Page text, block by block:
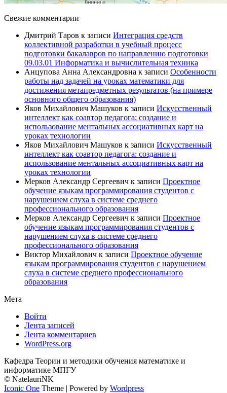
Свежие комментарии
Дмитрий Таров к записи Интеграция средств
коллективной разработки в учебный процесс
подготовки бакалавров по направлению подготовки
09.03.01 Информатика и вычислительная техника
Анцупова Анна Александровна к записи Особенности
работы над задачей на уроках математики для
достижения метапредметных результатов (на примере
основного общего образования)
Яков Михайлович Машуков к записи Искусственный
интеллект как соавтор педагога: создание и
использование ментальных ассоциативных карт на
уроках технологии
Яков Михайлович Машуков к записи Искусственный
интеллект как соавтор педагога: создание и
использование ментальных ассоциативных карт на
уроках технологии
Мерков Александр Сергеевич к записи Проектное
обучение языкам программирования студентов с
нарушением слуха в системе среднего
профессионального образования
Мерков Александр Сергеевич к записи Проектное
обучение языкам программирования студентов с
нарушением слуха в системе среднего
профессионального образования
Виктор Михайлович к записи Проектное обучение
языкам программирования студентов с нарушением
слуха в системе среднего профессионального
образования
Мета
Войти
Лента записей
Лента комментариев
WordPress.org
Кафедра Теории и методики обучения математике и
информатике МПГУ
© NatelauriNK
Iconic One Theme | Powered by Wordpress